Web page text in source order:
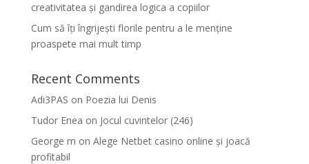
creativitatea și gandirea logica a copiilor
Cum să îți îngrijești florile pentru a le menține
proaspete mai mult timp
Recent Comments
Adi3PAS on Poezia lui Denis
Tudor Enea on Jocul cuvintelor (246)
George m on Alege Netbet casino online și joacă
profitabil